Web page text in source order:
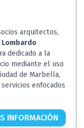
arquitectos,
dedicado a la
mediante el uso
de Marbella,
enfocados
INFORMACIÓN